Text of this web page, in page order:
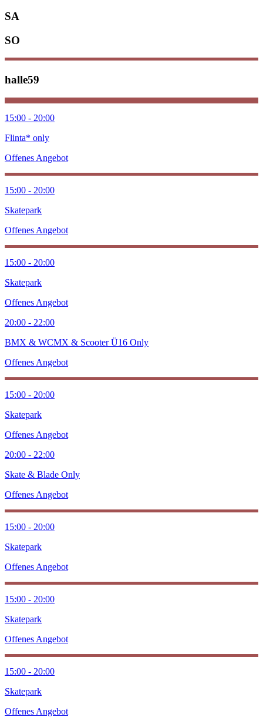
SA
SO
halle59
15:00 - 20:00
Flinta* only
Offenes Angebot
15:00 - 20:00
Skatepark
Offenes Angebot
15:00 - 20:00
Skatepark
Offenes Angebot
20:00 - 22:00
BMX & WCMX & Scooter Ü16 Only
Offenes Angebot
15:00 - 20:00
Skatepark
Offenes Angebot
20:00 - 22:00
Skate & Blade Only
Offenes Angebot
15:00 - 20:00
Skatepark
Offenes Angebot
15:00 - 20:00
Skatepark
Offenes Angebot
15:00 - 20:00
Skatepark
Offenes Angebot